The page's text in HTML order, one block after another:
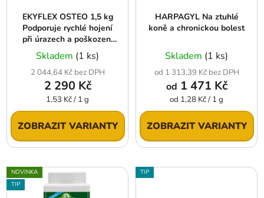
EKYFLEX OSTEO 1,5 kg
Podporuje rychlé hojení
při úrazech a poškození
kostí
Skladem (1 ks)
2 044,64 Kč bez DPH
2 290 Kč
Měrná
cena:
1,53 Kč / 1 g
ZOBRAZIT VARIANTY
HARPAGYL Na ztuhlé
koně a chronickou bolest
Skladem (1 ks)
od 1 313,39 Kč bez DPH
od 1 471 Kč
Měrná
cena:
od 1,28 Kč / 1 g
ZOBRAZIT VARIANTY
NOVINKA
TIP
TIP